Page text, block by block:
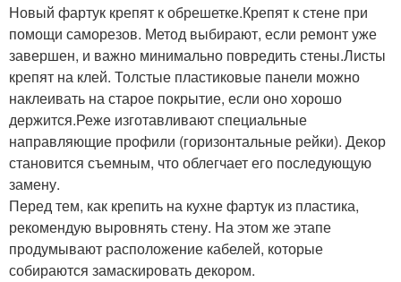
Новый фартук крепят к обрешетке.Крепят к стене при
помощи саморезов. Метод выбирают, если ремонт уже
завершен, и важно минимально повредить стены.Листы
крепят на клей. Толстые пластиковые панели можно
наклеивать на старое покрытие, если оно хорошо
держится.Реже изготавливают специальные
направляющие профили (горизонтальные рейки). Декор
становится съемным, что облегчает его последующую
замену.
Перед тем, как крепить на кухне фартук из пластика,
рекомендую выровнять стену. На этом же этапе
продумывают расположение кабелей, которые
собираются замаскировать декором.